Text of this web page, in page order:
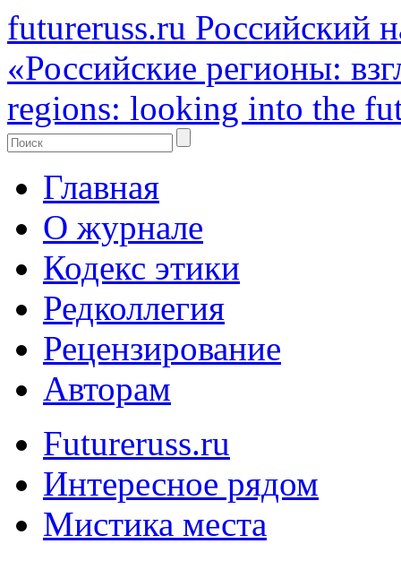
futureruss.ru Российский
«Российские регионы:
regions: looking into the
Главная
О журнале
Кодекс этики
Редколлегия
Рецензирование
Авторам
Futureruss.ru
Интересное рядом
Мистика места